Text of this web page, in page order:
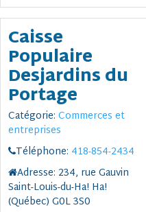
Caisse
Populaire
Desjardins du
Portage
Catégorie: Commerces et
entreprises
Téléphone: 418-854-2434
Adresse: 234, rue Gauvin
Saint-Louis-du-Ha! Ha!
(Québec) G0L 3S0